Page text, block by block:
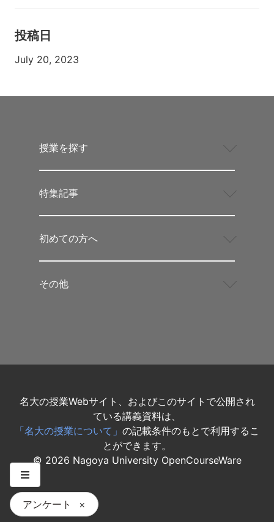
投稿日
July 20, 2023
アンケート ×
授業を探す
特集記事
初めての方へ
その他
名大の授業Webサイト、およびこのサイトで公開され
ている講義資料は、
「名大の授業について」 の記載条件のもとで利用するこ
とができます。
© 2026 Nagoya University OpenCourseWare